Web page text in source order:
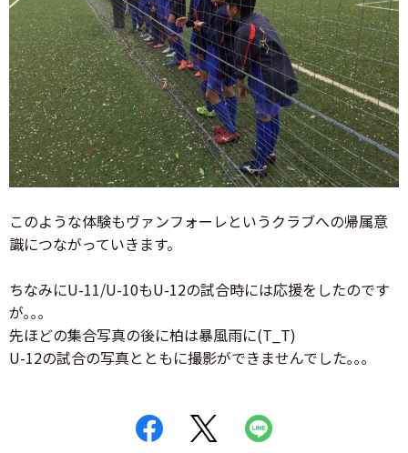
このような体験もヴァンフォーレというクラブへの帰属意
識につながっていきます。
ちなみにU-11/U-10もU-12の試合時には応援をしたのです
が｡｡｡
先ほどの集合写真の後に柏は暴風雨に(T_T)
U-12の試合の写真とともに撮影ができませんでした｡｡｡